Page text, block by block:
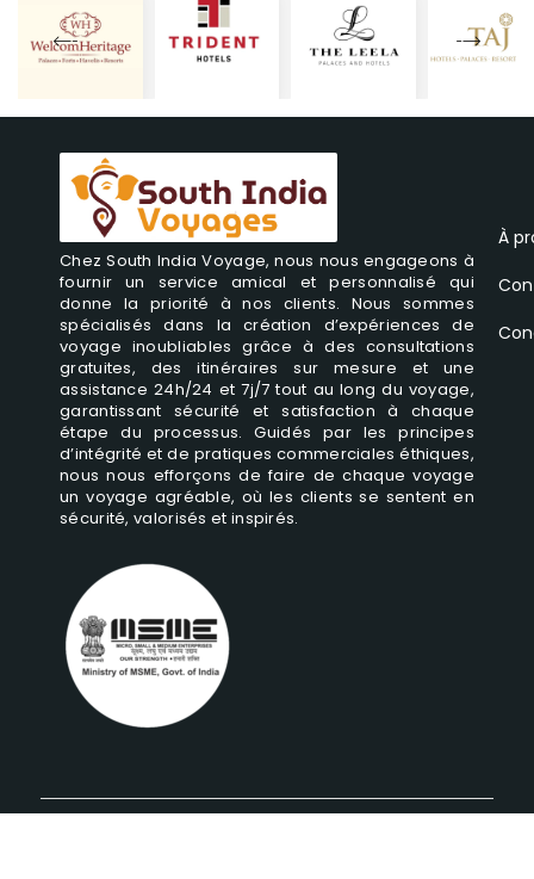
Chez South India Voyage, nous nous engageons à
fournir un service amical et personnalisé qui
donne la priorité à nos clients. Nous sommes
spécialisés dans la création d’expériences de
voyage inoubliables grâce à des consultations
gratuites, des itinéraires sur mesure et une
assistance 24h/24 et 7j/7 tout au long du voyage,
garantissant sécurité et satisfaction à chaque
étape du processus. Guidés par les principes
d’intégrité et de pratiques commerciales éthiques,
nous nous efforçons de faire de chaque voyage
un voyage agréable, où les clients se sentent en
sécurité, valorisés et inspirés.
À